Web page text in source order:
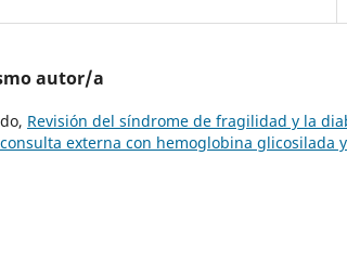
autor/a
Revisión del síndrome de fragilidad y la
externa con hemoglobina glicosilada